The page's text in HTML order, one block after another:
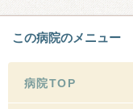
この病院のメニュー
病院TOP